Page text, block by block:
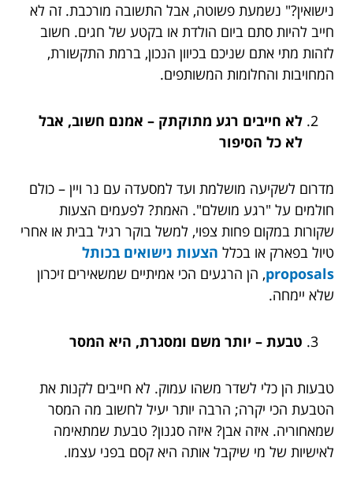
נישואין?" נשמעת פשוטה, אבל התשובה מורכבת. זה לא
חייב להיות סתם ביום הולדת או בקטע של חגים. חשוב
לזהות מתי אתם שניכם בכיוון הנכון, ברמת התקשורת,
המחויבות והחלומות המשותפים.
לא חייבים רגע מתוקתק – אמנם חשוב, אבל
לא כל הסיפור
מדרום לשקיעה מושלמת ועד למסעדה עם נר ויין – כולם
חולמים על "רגע מושלם". האמת? לפעמים הצעות
שקורות במקום פחות צפוי, למשל בוקר רגיל בבית או אחרי
טיול בפארק או בכלל הצעות נישואים בכותל
proposals, הן הרגעים הכי אמיתיים שמשאירים זיכרון
שלא יימחה.
טבעת – יותר משם ומסגרת, היא המסר
טבעות הן כלי לשדר משהו עמוק. לא חייבים לקנות את
הטבעת הכי יקרה; הרבה יותר יעיל לחשוב מה המסר
שמאחוריה. איזה אבן? איזה סגנון? טבעת שמתאימה
לאישיות של מי שיקבל אותה היא קסם בפני עצמו.